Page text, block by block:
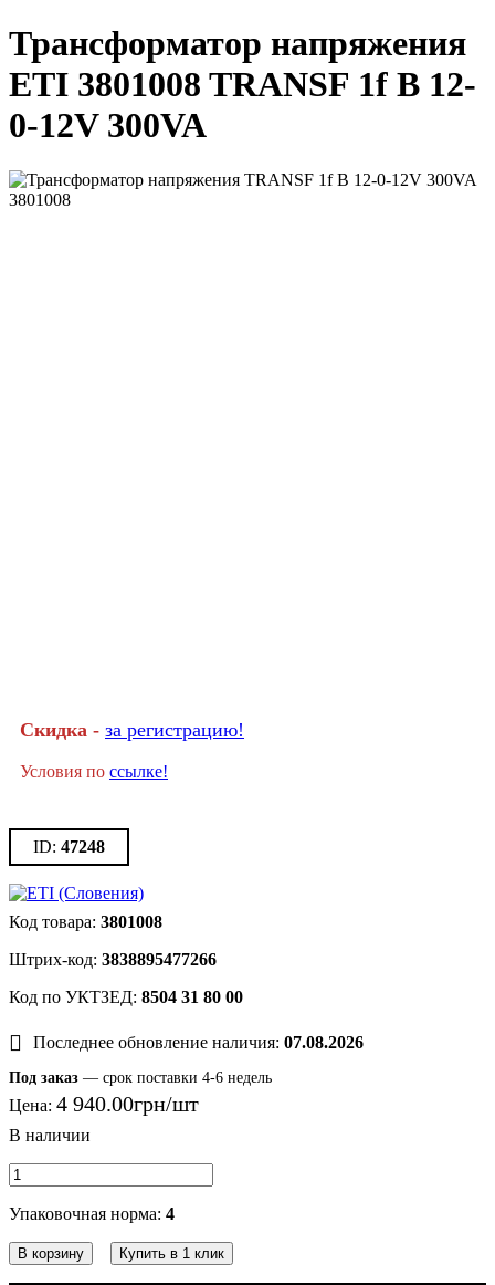
Трансформатор напряжения
ETI 3801008 TRANSF 1f B 12-
0-12V 300VA
Скидка - за регистрацию!
Условия по ссылке!
47248
3801008
3838895477266
8504 31 80 00
Последнее обновление наличия: 07.08.2026
Под заказ — срок поставки 4-6 недель
Цена: 4 940.00грн
Упаковочная норма: 4
В корзину Купить в 1 клик